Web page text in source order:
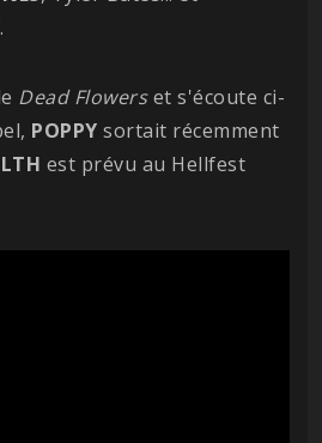
.
Dead Flowerset s'écoute ci-
POPPY sortait récemment
est prévu au Hellfest